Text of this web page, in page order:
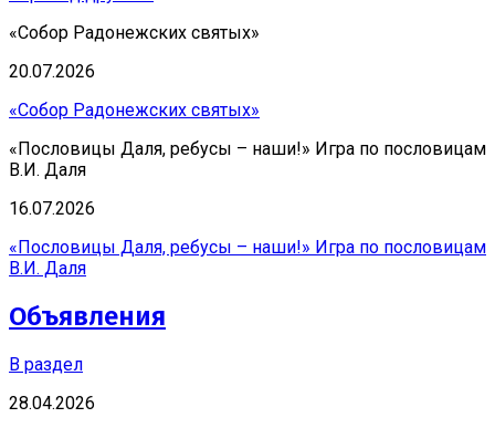
«Собор Радонежских святых»
20.07.2026
«Собор Радонежских святых»
«Пословицы Даля, ребусы – наши!» Игра по пословицам
В.И. Даля
16.07.2026
«Пословицы Даля, ребусы – наши!» Игра по пословицам
В.И. Даля
Объявления
В раздел
28.04.2026